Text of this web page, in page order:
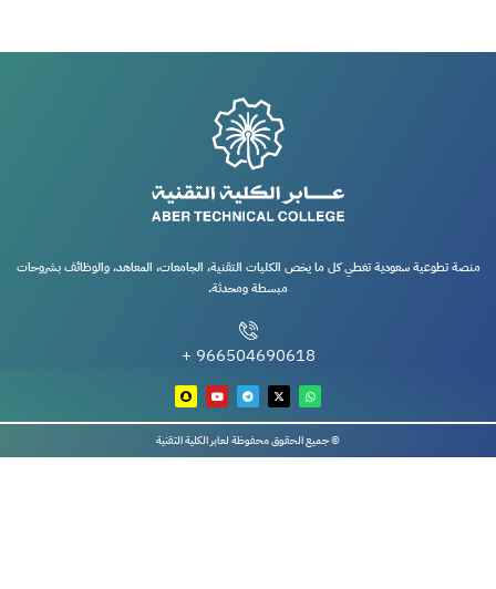
منصة تطوعية سعودية تغطي كل ما يخص الكليات التقنية، الجامعات، المعاهد، والوظائف بشروحات
مبسطة ومحدثة.
966504690618 +
© جميع الحقوق محفوظة لعابر الكلية التقنية